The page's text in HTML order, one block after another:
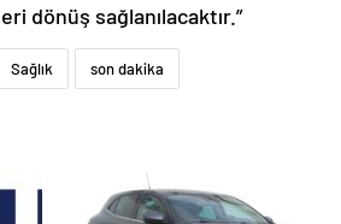
dönüş sağlanılacaktır.”
Sağlık son dakika